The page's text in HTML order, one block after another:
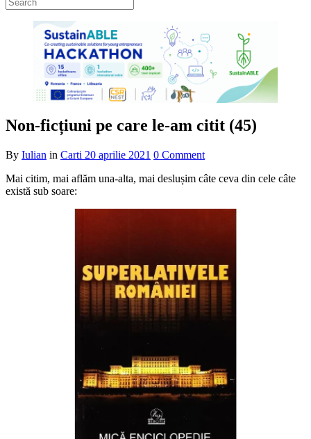
Non-ficțiuni pe care le-am citit (45)
By Iulian in Carti 20 aprilie 2021 0 Comment
Mai citim, mai aflăm una-alta, mai deslușim câte ceva din cele câte
există sub soare: